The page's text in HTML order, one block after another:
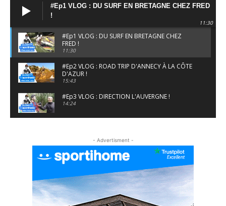
#Ep1 VLOG : DU SURF EN BRETAGNE CHEZ FRED
!
11:30
#Ep1 VLOG : DU SURF EN BRETAGNE CHEZ
FRED !
11:30
#Ep2 VLOG : ROAD TRIP D'ANNECY À LA CÔTE
D'AZUR !
15:43
#Ep3 VLOG : DIRECTION L'AUVERGNE !
14:24
#EP6 VLOG : SKI & RANDONNÉE DANS LES
ALPES
#EP7 VLOG : DE LA RAQUETTE EN PLEIN MILIEU
DU BEAUFORTAIN
04:09
- Advertisment -